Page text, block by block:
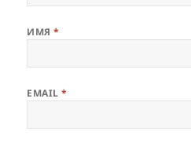
ИМЯ*
EMAIL*